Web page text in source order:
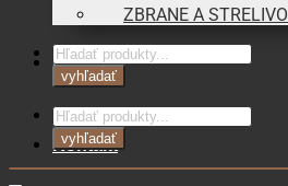
Blog
Kontakt
ZBRANE A STRELIVO
Products
search
vyhľadať
Products
search
vyhľadať